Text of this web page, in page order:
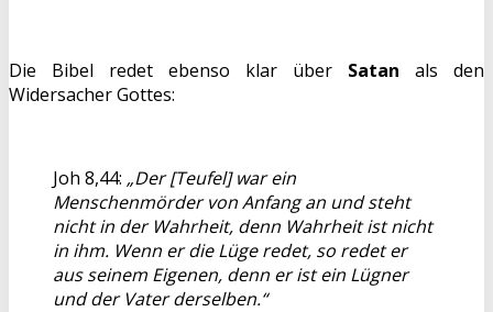
Die Bibel redet ebenso klar über Satan als den
Widersacher Gottes:
Joh 8,44: „Der [Teufel] war ein
Menschenmörder von Anfang an und steht
nicht in der Wahrheit, denn Wahrheit ist nicht
in ihm. Wenn er die Lüge redet, so redet er
aus seinem Eigenen, denn er ist ein Lügner
und der Vater derselben.“